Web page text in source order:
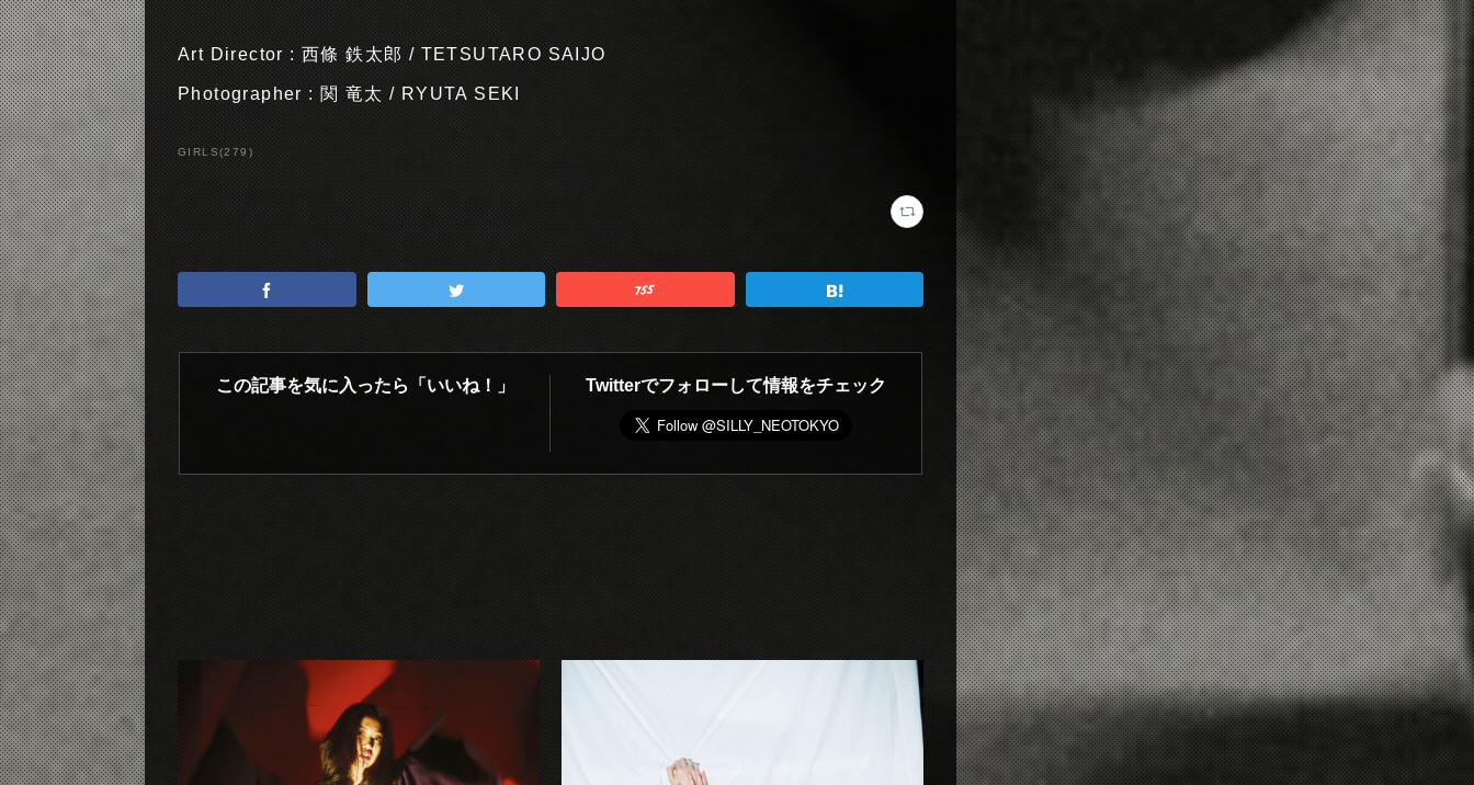
Art Director : 西條 鉄太郎 / TETSUTARO SAIJO
Photographer : 関 竜太 / RYUTA SEKI
GIRLS(279)